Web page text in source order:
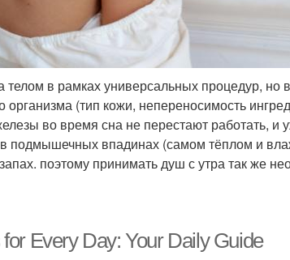
телом в рамках универсальных процедур,
организма (тип кожи, непереносимость
во время сна не перестают работать, и
подмышечных впадинах (самом тёплом и
поэтому принимать душ с утра так же
Every Day: Your Daily Guide